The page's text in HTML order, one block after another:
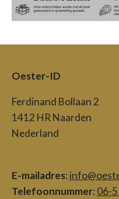
Oester-ID
Ferdinand Bollaan 2
1412 HR Naarden
Nederland
E-mailadres:
Telefoonnummer: 06-